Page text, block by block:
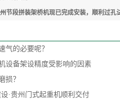
节段拼装架桥机现已完成安装，顺利过孔
气的必要呢？
设备架设精度受影响的因素
损？
·贵州门式起重机顺利交付